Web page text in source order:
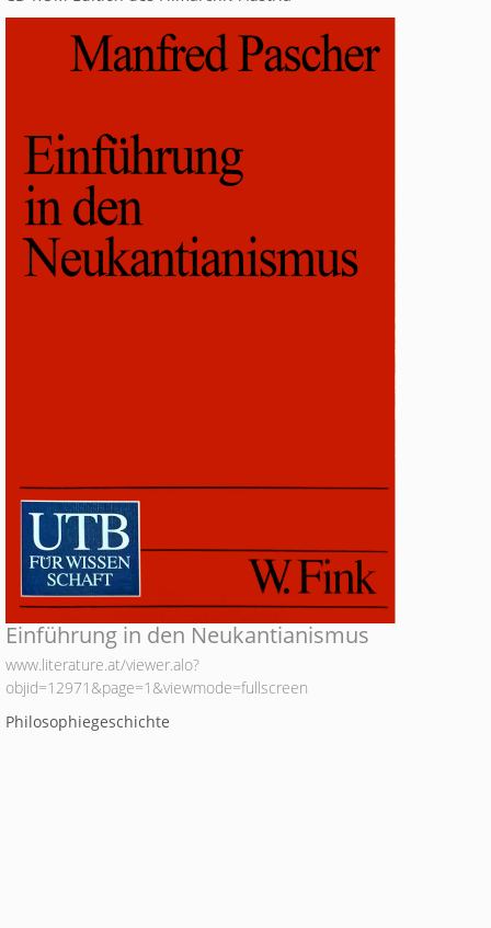
Einführung in den Neukantianismus
www.literature.at/viewer.alo?
objid=12971&page=1&viewmode=fullscreen
Philosophiegeschichte